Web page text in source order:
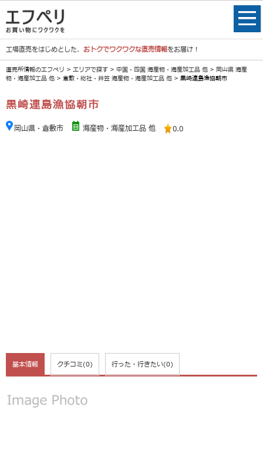
工場直売をはじめとした、 おトクでワクワクな直売情報をお届け！
直売所情報のエフペリ > エリアで探す > 中国・四国 海産物・海産加工品 他 > 岡山県 海産
物・海産加工品 他 > 倉敷・総社・井笠 海産物・海産加工品 他 > 黒崎連島漁協朝市
黒崎連島漁協朝市
岡山県・倉敷市 海産物・海産加工品 他 0.0
基本情報 クチコミ(0) 行った・行きたい(0)